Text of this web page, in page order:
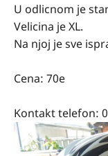
U odlicnom je
Velicina je XL.
Na njoj je sve
Cena: 70e
Kontakt telefon: